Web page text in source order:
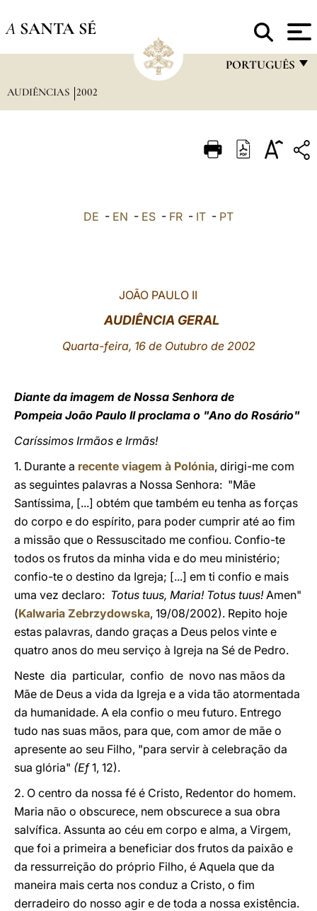
A SANTA SÉ
PORTUGUÊS
ITALIANO
LATINE
AUDIÊNCIAS 2002
DE - EN - ES - FR - IT - PT
JOÃO PAULO II
AUDIÊNCIA GERAL
Quarta-feira, 16 de Outubro de 2002
Diante da imagem de Nossa Senhora de
Pompeia João Paulo II proclama o "Ano do Rosário"
Caríssimos Irmãos e Irmãs!
1. Durante a recente viagem à Polónia, dirigi-me com
as seguintes palavras a Nossa Senhora: "Mãe
Santíssima, [...] obtém que também eu tenha as forças
do corpo e do espírito, para poder cumprir até ao fim
a missão que o Ressuscitado me confiou. Confio-te
todos os frutos da minha vida e do meu ministério;
confio-te o destino da Igreja; [...] em ti confio e mais
uma vez declaro: Totus tuus, Maria! Totus tuus!Amen"
(Kalwaria Zebrzydowska, 19/08/2002). Repito hoje
estas palavras, dando graças a Deus pelos vinte e
quatro anos do meu serviço à Igreja na Sé de Pedro.
Neste dia particular, confio de novo nas mãos da
Mãe de Deus a vida da Igreja e a vida tão atormentada
da humanidade. A ela confio o meu futuro. Entrego
tudo nas suas mãos, para que, com amor de mãe o
apresente ao seu Filho, "para servir à celebração da
sua glória" (Ef1, 12).
2. O centro da nossa fé é Cristo, Redentor do homem.
Maria não o obscurece, nem obscurece a sua obra
salvífica. Assunta ao céu em corpo e alma, a Virgem,
que foi a primeira a beneficiar dos frutos da paixão e
da ressurreição do próprio Filho, é Aquela que da
maneira mais certa nos conduz a Cristo, o fim
derradeiro do nosso agir e de toda a nossa existência.